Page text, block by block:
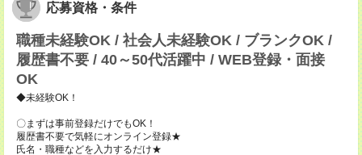
応募資格・条件
職種未経験OK / 社会人未経験OK / ブランクOK /
履歴書不要 / 40～50代活躍中 / WEB登録・面接
OK
◆未経験OK！
〇まずは事前登録だけでもOK！
履歴書不要で気軽にオンライン登録★
氏名・職種などを入力するだけ★